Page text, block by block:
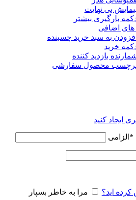
بی نهایت
بارگیری بیشتر
های اضافی
افزودن به سبد خرید چسبنده
خرید
بازدید کننده
محصول سفارشی
ایجاد کنید
* الزامی
اید؟ مرا به خاطر بسپار